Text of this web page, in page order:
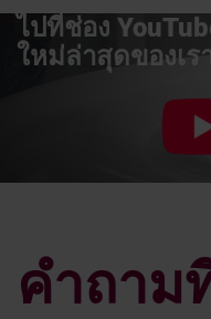
ไปที่ช่อง
ใหม่ล่าสุดของเร
คำถาม